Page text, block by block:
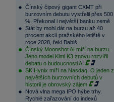
Čínský čipový gigant CXMT při
burzovním debutu vystřelil přes 500
%. Překonal i největší banku země
Stát by mohl dát na burzu až 40
procent akcií pražského letiště v
roce 2028, řekl Babiš
Čínský Moonshot AI míří na burzu.
Jeho model Kimi K3 znovu rozvířil
debatu o budoucnosti AI
SK Hynix míří na Nasdaq. O jeden z
největších burzovních debutů v
historii je obrovský zájem
Nová vlna mega IPO hýbe trhy.
Rychlé zařazování do indexů